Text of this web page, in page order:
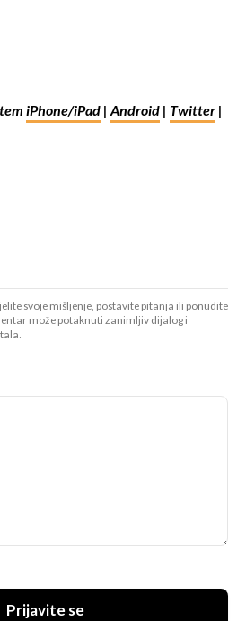
iPhone/iPad |Android | Twitter |
svoje mišljenje, postavite pitanja ili ponudite
može potaknuti zanimljiv dijalog i
Prijavite se